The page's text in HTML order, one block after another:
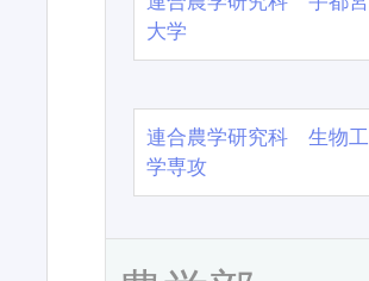
大学
連合農学研究科 生物工
学専攻